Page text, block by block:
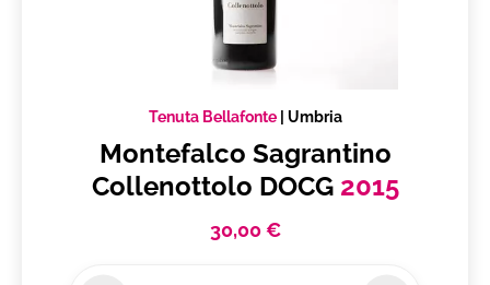
Tenuta Bellafonte| Umbria
Montefalco Sagrantino
Collenottolo DOCG 2015
30,00 €